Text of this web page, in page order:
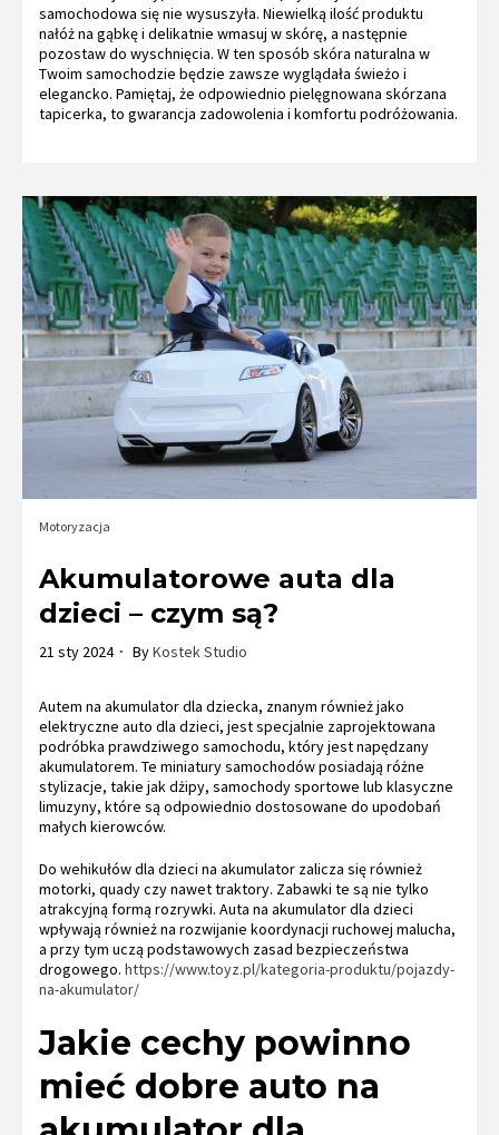
samochodowa się nie wysuszyła. Niewielką ilość produktu
nałóż na gąbkę i delikatnie wmasuj w skórę, a następnie
pozostaw do wyschnięcia. W ten sposób skóra naturalna w
Twoim samochodzie będzie zawsze wyglądała świeżo i
elegancko. Pamiętaj, że odpowiednio pielęgnowana skórzana
tapicerka, to gwarancja zadowolenia i komfortu podróżowania.
Motoryzacja
Akumulatorowe auta dla
dzieci – czym są?
21 sty 2024 ByKostek Studio
Autem na akumulator dla dziecka, znanym również jako
elektryczne auto dla dzieci, jest specjalnie zaprojektowana
podróbka prawdziwego samochodu, który jest napędzany
akumulatorem. Te miniatury samochodów posiadają różne
stylizacje, takie jak dżipy, samochody sportowe lub klasyczne
limuzyny, które są odpowiednio dostosowane do upodobań
małych kierowców.
Do wehikułów dla dzieci na akumulator zalicza się również
motorki, quady czy nawet traktory. Zabawki te są nie tylko
atrakcyjną formą rozrywki. Auta na akumulator dla dzieci
wpływają również na rozwijanie koordynacji ruchowej malucha,
a przy tym uczą podstawowych zasad bezpieczeństwa
drogowego. https://www.toyz.pl/kategoria-produktu/pojazdy-
na-akumulator/
Jakie cechy powinno
mieć dobre auto na